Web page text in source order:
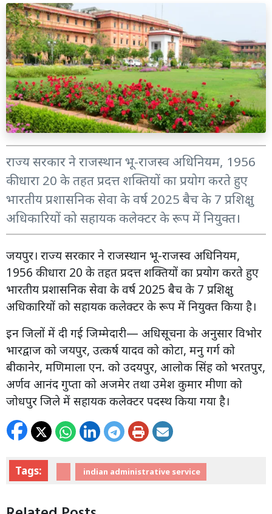
राज्य सरकार ने राजस्थान भू-राजस्व अधिनियम, 1956
की धारा 20 के तहत प्रदत्त शक्तियों का प्रयोग करते हुए
भारतीय प्रशासनिक सेवा के वर्ष 2025 बैच के 7 प्रशिक्षु
अधिकारियों को सहायक कलेक्टर के रूप में नियुक्त।
जयपुर। राज्य सरकार ने राजस्थान भू-राजस्व अधिनियम,
1956 की धारा 20 के तहत प्रदत्त शक्तियों का प्रयोग करते हुए
भारतीय प्रशासनिक सेवा के वर्ष 2025 बैच के 7 प्रशिक्षु
अधिकारियों को सहायक कलेक्टर के रूप में नियुक्त किया है।
इन जिलों में दी गई जिम्मेदारी— अधिसूचना के अनुसार विभोर
भारद्वाज को जयपुर, उत्कर्ष यादव को कोटा, मनु गर्ग को
बीकानेर, मणिमाला एन. को उदयपुर, आलोक सिंह को भरतपुर,
अर्णव आनंद गुप्ता को अजमेर तथा उमेश कुमार मीणा को
जोधपुर जिले में सहायक कलेक्टर पदस्थ किया गया है।
Tags: indian administrative service